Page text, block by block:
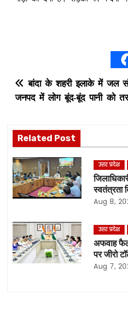
P
o
s
t
n
a
i
g
बांदा के शहरी इलाके में जल
जनपद में लोग बूंद-बूंद पानी को
Related Post
उत्तर प्रदेश
स्वतंत्रता
हर्षोल्लास
Aug 8,
उत्तर प्रदेश
अफवाह
पर जीरो
मुख्यमंत्री
Aug 7,